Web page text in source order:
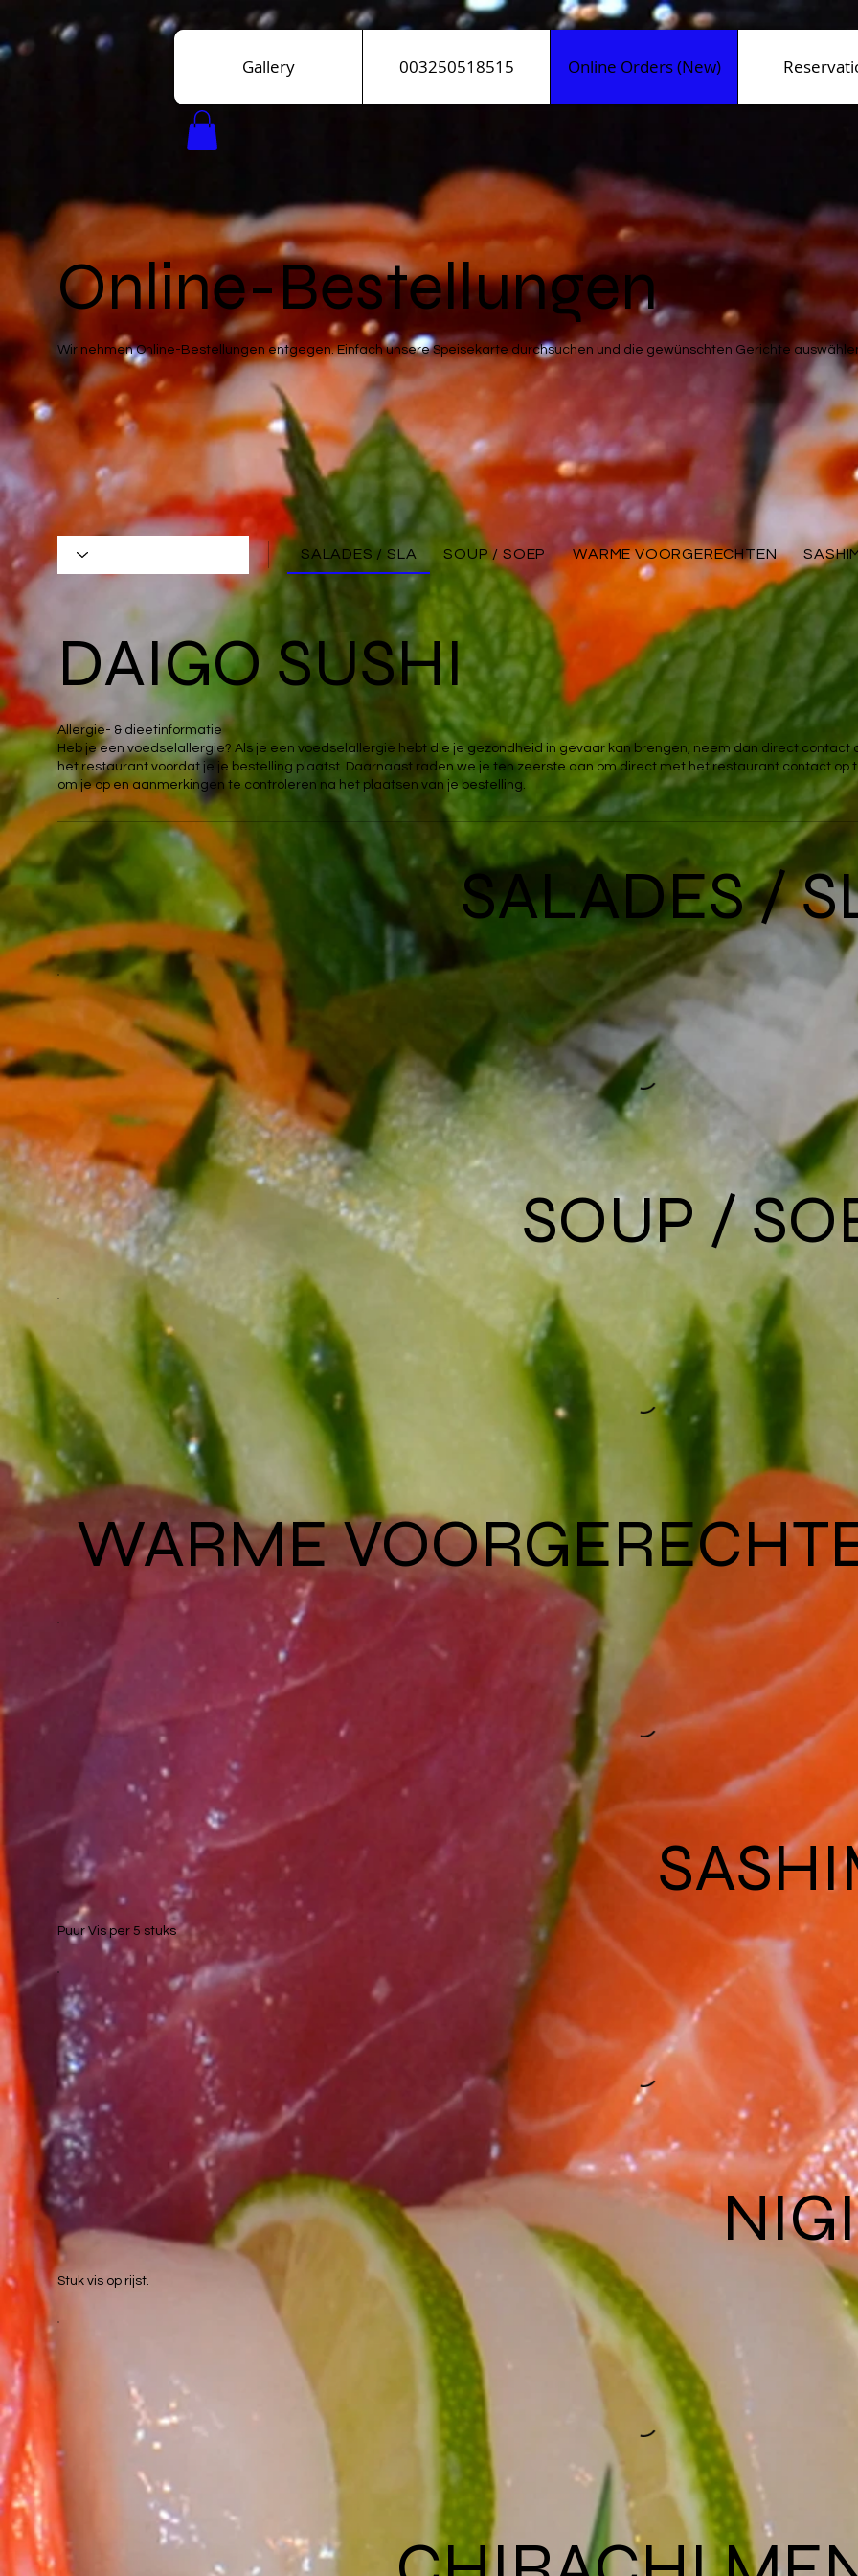
Gallery 003250518515 Online Orders (New)
Online-Bestellungen
Wir nehmen Online-Bestellungen entgegen. Einfach unsere Speisekarte durchsuchen und die gewünschten Gerichte
DAIGO SUSHI
Allergie- & dieetinformatie
Heb je een voedselallergie? Als je een voedselallergie hebt die je gezondheid in gevaar kan brengen, neem dan direct contact
het restaurant voordat je je bestelling plaatst. Daarnaast raden we je ten zeerste aan om direct met het restaurant contact op
om je op en aanmerkingen te controleren na het plaatsen van je bestelling.
SALADES /
SOUP /
WARME
Puur Vis per 5 stuks
Stuk vis op rijst.
SALADES / SLA SOUP / SOEP WARME VOORGERECHTEN